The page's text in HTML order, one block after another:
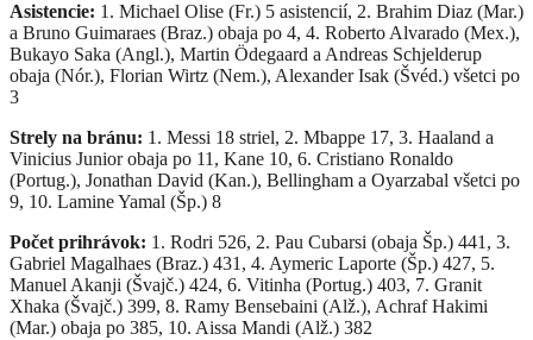
Asistencie: 1. Michael Olise (Fr.) 5 asistencií, 2. Brahim Diaz (Mar.)
a Bruno Guimaraes (Braz.) obaja po 4, 4. Roberto Alvarado (Mex.),
Bukayo Saka (Angl.), Martin Ödegaard a Andreas Schjelderup
obaja (Nór.), Florian Wirtz (Nem.), Alexander Isak (Švéd.) všetci po
3
Strely na bránu: 1. Messi 18 striel, 2. Mbappe 17, 3. Haaland a
Vinicius Junior obaja po 11, Kane 10, 6. Cristiano Ronaldo
(Portug.), Jonathan David (Kan.), Bellingham a Oyarzabal všetci po
9, 10. Lamine Yamal (Šp.) 8
Počet prihrávok: 1. Rodri 526, 2. Pau Cubarsi (obaja Šp.) 441, 3.
Gabriel Magalhaes (Braz.) 431, 4. Aymeric Laporte (Šp.) 427, 5.
Manuel Akanji (Švajč.) 424, 6. Vitinha (Portug.) 403, 7. Granit
Xhaka (Švajč.) 399, 8. Ramy Bensebaini (Alž.), Achraf Hakimi
(Mar.) obaja po 385, 10. Aissa Mandi (Alž.) 382